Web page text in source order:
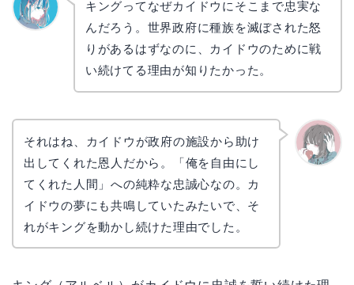
キングってなぜカイドウにそこまで忠実な
んだろう。世界政府に種族を滅ぼされた怒
りがあるはずなのに、カイドウのために戦
い続けてる理由が知りたかった。
それはね、カイドウが政府の施設から助け
出してくれた恩人だから。「俺を自由にし
てくれた人間」への純粋な忠誠心なの。カ
イドウの夢にも共鳴していたみたいで、そ
れがキングを動かし続けた理由でした。